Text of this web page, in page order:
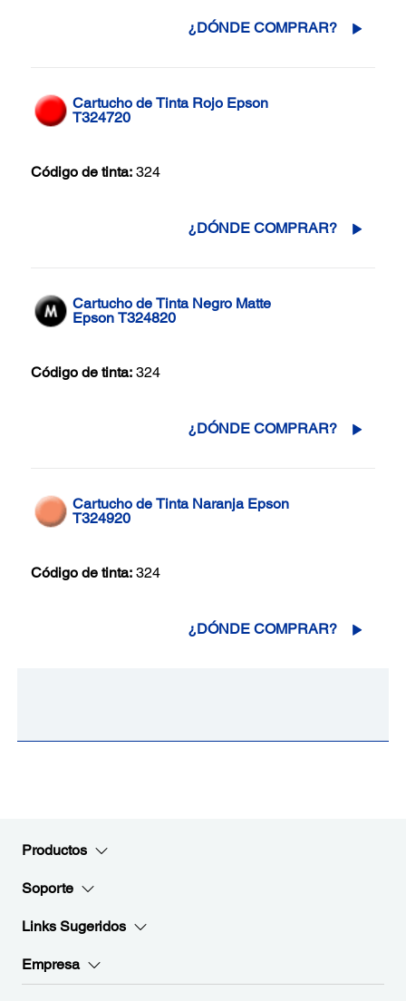
¿DÓNDE COMPRAR?
Cartucho de Tinta Rojo Epson
T324720
Código de tinta: 324
¿DÓNDE COMPRAR?
Cartucho de Tinta Negro Matte
Epson T324820
Código de tinta: 324
¿DÓNDE COMPRAR?
Cartucho de Tinta Naranja Epson
T324920
Código de tinta: 324
¿DÓNDE COMPRAR?
Productos
Soporte
Links Sugeridos
Empresa